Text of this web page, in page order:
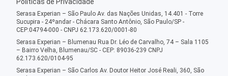
Serasa Experian – São Paulo Av. das Nações Unidas, 14.401 - Torre
Sucupira - 24ºandar - Chácara Santo Antônio, São Paulo/SP -
CEP:04794-000 - CNPJ 62.173.620/0001-80
Serasa Experian – Blumenau Rua Dr. Léo de Carvalho, 74 – Sala 1105
– Bairro Velha, Blumenau/SC - CEP: 89036-239 CNPJ
62.173.620/0104-95
Serasa Experian – São Carlos Av. Doutor Heitor José Reali, 360, São